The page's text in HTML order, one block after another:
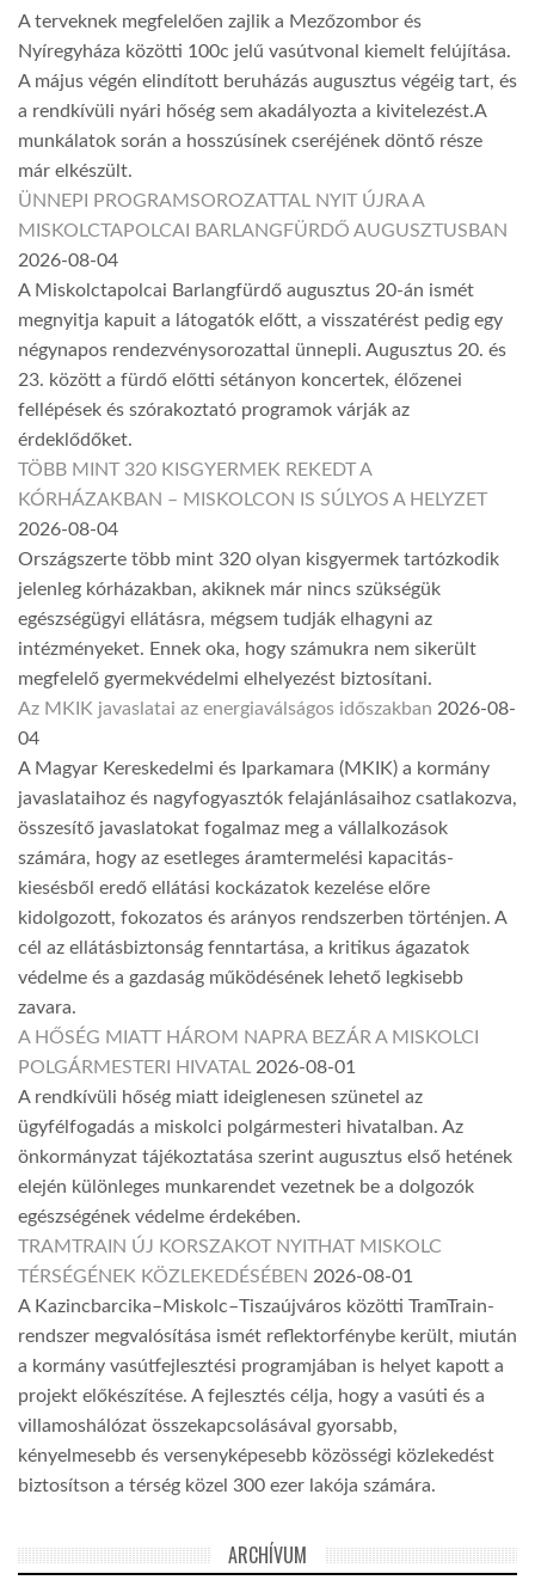
A terveknek megfelelően zajlik a Mezőzombor és
Nyíregyháza közötti 100c jelű vasútvonal kiemelt felújítása.
A május végén elindított beruházás augusztus végéig tart, és
a rendkívüli nyári hőség sem akadályozta a kivitelezést.A
munkálatok során a hosszúsínek cseréjének döntő része
már elkészült.
ÜNNEPI PROGRAMSOROZATTAL NYIT ÚJRA A
MISKOLCTAPOLCAI BARLANGFÜRDŐ AUGUSZTUSBAN
2026-08-04
A Miskolctapolcai Barlangfürdő augusztus 20-án ismét
megnyitja kapuit a látogatók előtt, a visszatérést pedig egy
négynapos rendezvénysorozattal ünnepli. Augusztus 20. és
23. között a fürdő előtti sétányon koncertek, élőzenei
fellépések és szórakoztató programok várják az
érdeklődőket.
TÖBB MINT 320 KISGYERMEK REKEDT A
KÓRHÁZAKBAN – MISKOLCON IS SÚLYOS A HELYZET
2026-08-04
Országszerte több mint 320 olyan kisgyermek tartózkodik
jelenleg kórházakban, akiknek már nincs szükségük
egészségügyi ellátásra, mégsem tudják elhagyni az
intézményeket. Ennek oka, hogy számukra nem sikerült
megfelelő gyermekvédelmi elhelyezést biztosítani.
Az MKIK javaslatai az energiaválságos időszakban 2026-08-
04
A Magyar Kereskedelmi és Iparkamara (MKIK) a kormány
javaslataihoz és nagyfogyasztók felajánlásaihoz csatlakozva,
összesítő javaslatokat fogalmaz meg a vállalkozások
számára, hogy az esetleges áramtermelési kapacitás-
kiesésből eredő ellátási kockázatok kezelése előre
kidolgozott, fokozatos és arányos rendszerben történjen. A
cél az ellátásbiztonság fenntartása, a kritikus ágazatok
védelme és a gazdaság működésének lehető legkisebb
zavara.
A HŐSÉG MIATT HÁROM NAPRA BEZÁR A MISKOLCI
POLGÁRMESTERI HIVATAL 2026-08-01
A rendkívüli hőség miatt ideiglenesen szünetel az
ügyfélfogadás a miskolci polgármesteri hivatalban. Az
önkormányzat tájékoztatása szerint augusztus első hetének
elején különleges munkarendet vezetnek be a dolgozók
egészségének védelme érdekében.
TRAMTRAIN ÚJ KORSZAKOT NYITHAT MISKOLC
TÉRSÉGÉNEK KÖZLEKEDÉSÉBEN 2026-08-01
A Kazincbarcika–Miskolc–Tiszaújváros közötti TramTrain-
rendszer megvalósítása ismét reflektorfénybe került, miután
a kormány vasútfejlesztési programjában is helyet kapott a
projekt előkészítése. A fejlesztés célja, hogy a vasúti és a
villamoshálózat összekapcsolásával gyorsabb,
kényelmesebb és versenyképesebb közösségi közlekedést
biztosítson a térség közel 300 ezer lakója számára.
ARCHÍVUM